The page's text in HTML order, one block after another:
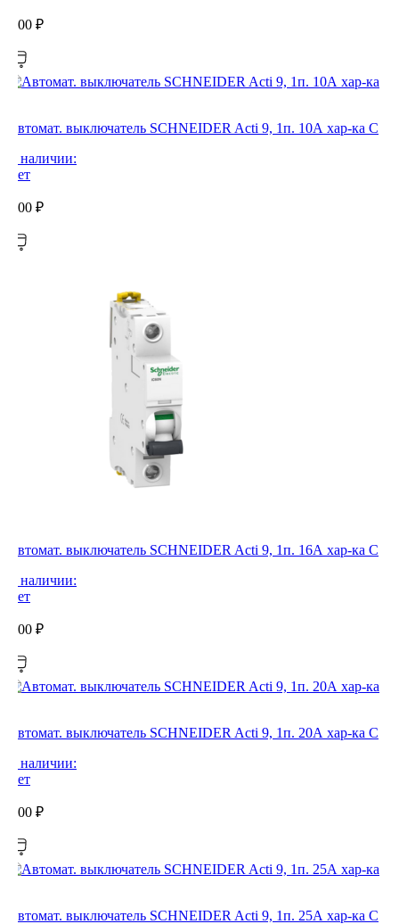
0,00 ₽
Автомат. выключатель SCHNEIDER Acti 9, 1п. 10А хар-ка С
В наличии:
Нет
0,00 ₽
Автомат. выключатель SCHNEIDER Acti 9, 1п. 16А хар-ка С
В наличии:
Нет
0,00 ₽
Автомат. выключатель SCHNEIDER Acti 9, 1п. 20А хар-ка С
В наличии:
Нет
0,00 ₽
Автомат. выключатель SCHNEIDER Acti 9, 1п. 25А хар-ка С